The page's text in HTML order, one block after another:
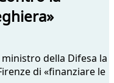
della Difesa la
di «finanziare le